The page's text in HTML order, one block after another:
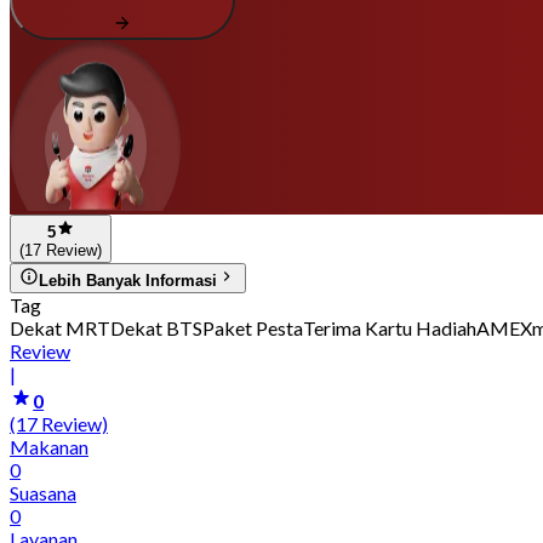
5
(17 Review)
Lebih Banyak Informasi
Tag
Dekat MRTDekat BTSPaket PestaTerima Kartu HadiahAMEX
Review
|
0
(17 Review)
Makanan
0
Suasana
0